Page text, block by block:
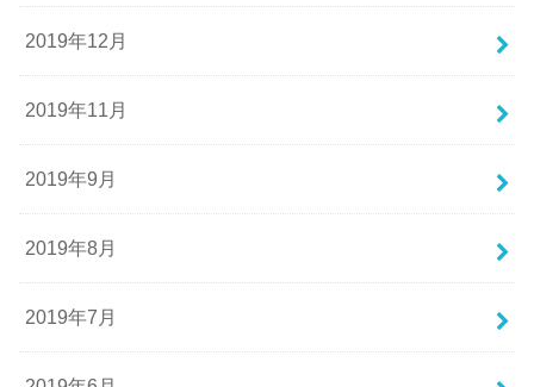
2019年12月
2019年11月
2019年9月
2019年8月
2019年7月